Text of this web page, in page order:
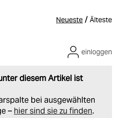
Neueste / Älteste
diesem Artikel ist
bei ausgewählten
– hier sind sie zu finden.
einloggen